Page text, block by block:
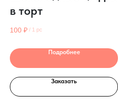
в торт
100 ₽ / 1 pc
Подробнее
Заказать